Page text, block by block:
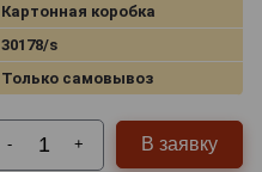
Картонная коробка
30178/s
Только самовывоз
- + В заявку